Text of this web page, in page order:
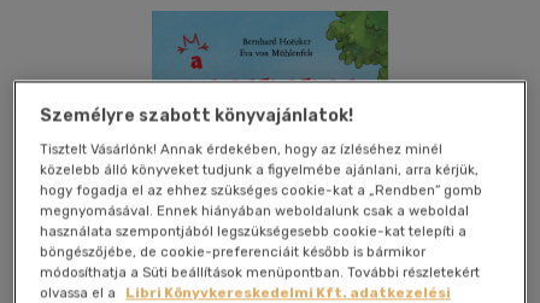
Személyre szabott könyvajánlatok!
Tisztelt Vásárlónk! Annak érdekében, hogy az ízléséhez minél
közelebb álló könyveket tudjunk a figyelmébe ajánlani, arra kérjük,
hogy fogadja el az ehhez szükséges cookie-kat a „Rendben” gomb
megnyomásával. Ennek hiányában weboldalunk csak a weboldal
használata szempontjából legszükségesebb cookie-kat telepíti a
böngészőjébe, de cookie-preferenciáit később is bármikor
módosíthatja a Süti beállítások menüpontban. További részletekért
olvassa el a
Libri Könyvkereskedelmi Kft. adatkezelési